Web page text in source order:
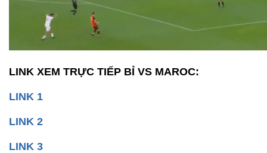
LINK XEM TRỰC TIẾP BỈ VS MAROC:
LINK 1
LINK 2
LINK 3